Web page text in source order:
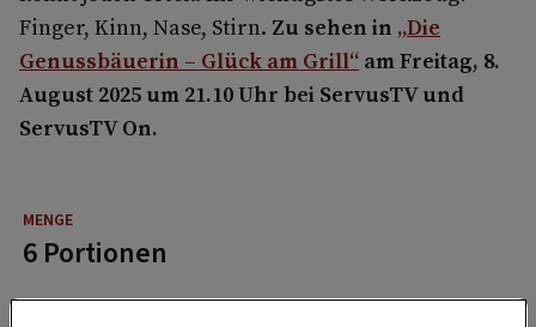
Finger, Kinn, Nase, Stirn. Zu sehen in „Die
Genussbäuerin – Glück am Grill“ am Freitag, 8.
August 2025 um 21.10 Uhr bei ServusTV und
ServusTV On.
6 Portionen